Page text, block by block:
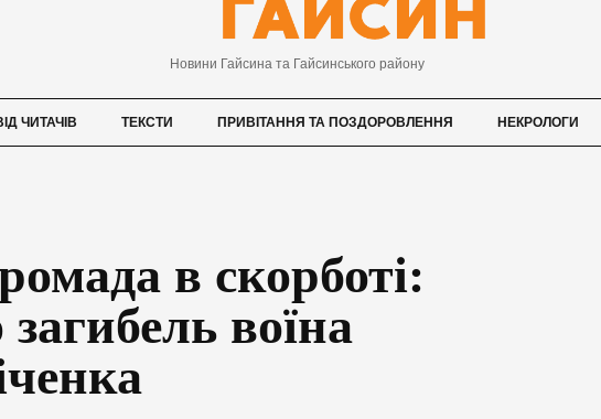
Новини Гайсина та Гайсинського району
ЧИТАЧІВ ТЕКСТИ ПРИВІТАННЯ ТА ПОЗДОРОВЛЕННЯ НЕКРОЛОГИ
в скорботі:
воїна